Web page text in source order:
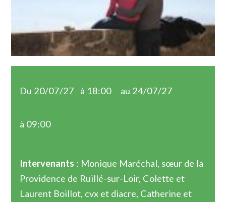
Du 20/07/27 à 18:00 au 24/07/27
à 09:00
Intervenants : Monique Maréchal, sœur de la
Providence de Ruillé-sur-Loir, Colette et
Laurent Boillot, cvx et diacre, Catherine et